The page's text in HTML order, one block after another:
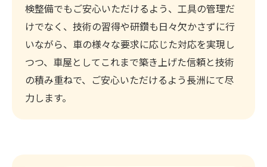
検整備でもご安心いただけるよう、工具の管理だ
けでなく、技術の習得や研鑽も日々欠かさずに行
いながら、車の様々な要求に応じた対応を実現し
つつ、車屋としてこれまで築き上げた信頼と技術
の積み重ねで、ご安心いただけるよう長洲にて尽
力します。